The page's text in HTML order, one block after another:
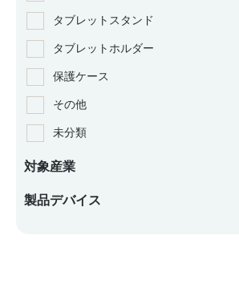
タブレットスタンド
タブレットホルダー
保護ケース
その他
未分類
対象産業
製品デバイス